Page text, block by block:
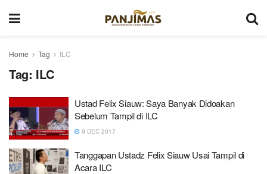
Home Tag ILC
Tag: ILC
Ustad Felix Siauw: Saya Banyak Didoakan
Sebelum Tampil di ILC
9 DEC 2017
Tanggapan Ustadz Felix Siauw Usai Tampil di
Acara ILC